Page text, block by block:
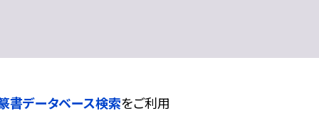
書データベース検索をご利用